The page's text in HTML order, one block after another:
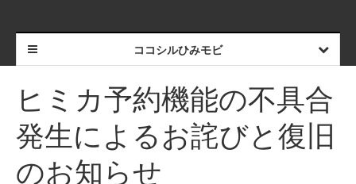
ココシルひみモビ
ヒミカ予約機能の不具合
発生によるお詫びと復旧
のお知らせ